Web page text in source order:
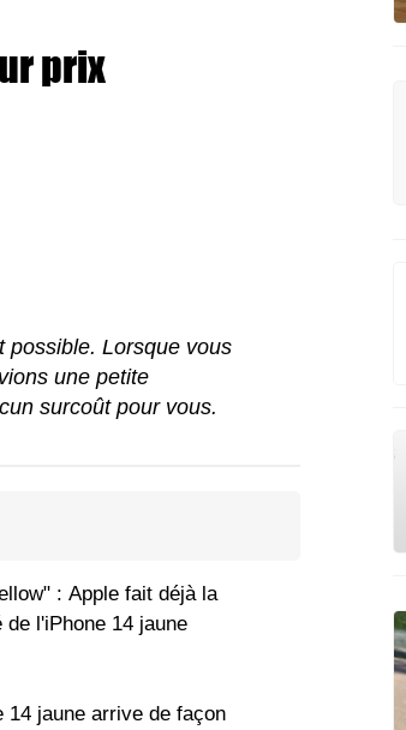
prix
possible. Lorsque vous
une petite
surcoût pour vous.
: Apple fait déjà la
de l'iPhone 14 jaune
14 jaune arrive de façon